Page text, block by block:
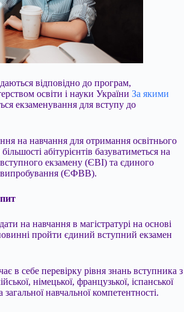
відповідно до програм,
освіти і науки України За якими
екзаменування для вступу до
на навчання для отримання освітнього
абітурієнтів базуватиметься на
екзамену (ЄВІ) та єдиного
випробування (ЄФВВ).
на навчання в магістратурі на основі
пройти єдиний вступний екзамен
в себе перевірку рівня знань вступника з
німецької, французької, іспанської
навчальної компетентності.